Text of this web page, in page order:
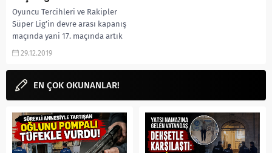
Oyuncu Tercihleri ve Rakipler
Süper Lig’in devre arası kapanış
maçında yani 17. maçında artık
tüm maçlar oynandı.
29.12.2019
EN ÇOK OKUNANLAR!